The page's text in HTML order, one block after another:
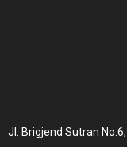
Jl. Brigjend Sutran